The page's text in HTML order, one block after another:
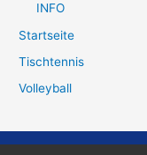
INFO
Startseite
Tischtennis
Volleyball